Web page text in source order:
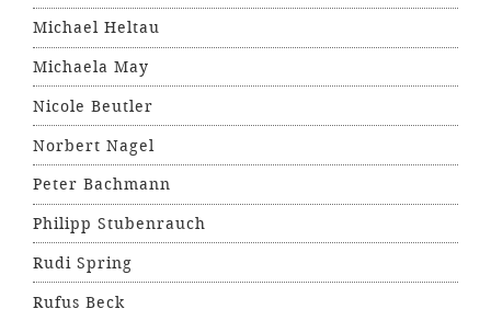
Michael Heltau
Michaela May
Nicole Beutler
Norbert Nagel
Peter Bachmann
Philipp Stubenrauch
Rudi Spring
Rufus Beck